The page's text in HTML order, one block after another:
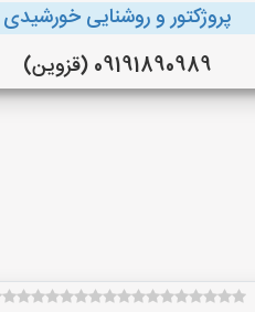
پروژکتور و روشنایی خورشیدی
09191890989 (قزوین)